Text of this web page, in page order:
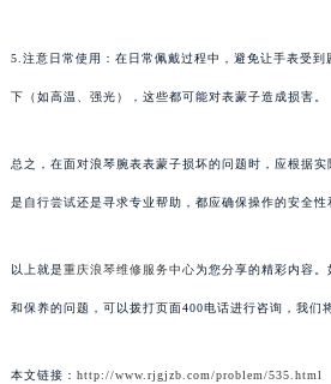
5.注意日常使用：在日常佩戴过程中，避免让手表受
下（如高温、强光），这些都可能对表蒙子造成损害。
总之，在面对浪琴腕表表蒙子损坏的问题时，应根据
是自行尝试还是寻求专业帮助，都应确保操作的安全性
以上就是重庆浪琴维修服务中心为您分享的精彩内容
和保养的问题，可以拨打页面400电话进行咨询，我们
本文链接： http://www.rjgjzb.com/problem/535.html